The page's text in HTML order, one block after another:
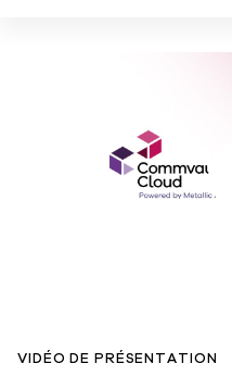
VIDÉO DE PRÉSENTATION